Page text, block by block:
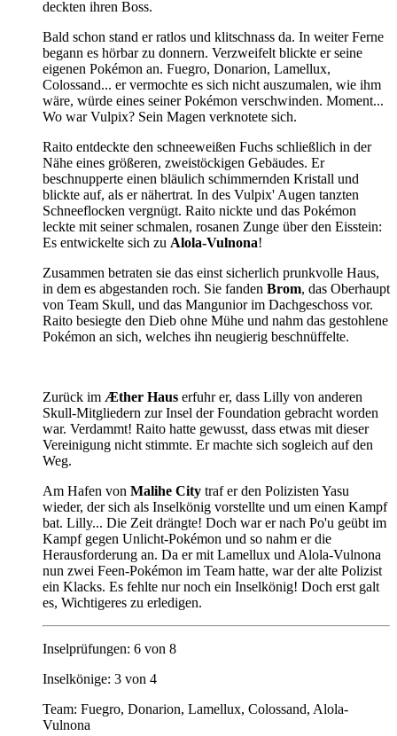
deckten ihren Boss.
Bald schon stand er ratlos und klitschnass da. In weiter Ferne
begann es hörbar zu donnern. Verzweifelt blickte er seine
eigenen Pokémon an. Fuegro, Donarion, Lamellux,
Colossand... er vermochte es sich nicht auszumalen, wie ihm
wäre, würde eines seiner Pokémon verschwinden. Moment...
Wo war Vulpix? Sein Magen verknotete sich.
Raito entdeckte den schneeweißen Fuchs schließlich in der
Nähe eines größeren, zweistöckigen Gebäudes. Er
beschnupperte einen bläulich schimmernden Kristall und
blickte auf, als er nähertrat. In des Vulpix' Augen tanzten
Schneeflocken vergnügt. Raito nickte und das Pokémon
leckte mit seiner schmalen, rosanen Zunge über den Eisstein:
Es entwickelte sich zu Alola-Vulnona!
Zusammen betraten sie das einst sicherlich prunkvolle Haus,
in dem es abgestanden roch. Sie fanden Brom, das Oberhaupt
von Team Skull, und das Mangunior im Dachgeschoss vor.
Raito besiegte den Dieb ohne Mühe und nahm das gestohlene
Pokémon an sich, welches ihn neugierig beschnüffelte.
Zurück im Æther Haus erfuhr er, dass Lilly von anderen
Skull-Mitgliedern zur Insel der Foundation gebracht worden
war. Verdammt! Raito hatte gewusst, dass etwas mit dieser
Vereinigung nicht stimmte. Er machte sich sogleich auf den
Weg.
Am Hafen von Malihe City traf er den Polizisten Yasu
wieder, der sich als Inselkönig vorstellte und um einen Kampf
bat. Lilly... Die Zeit drängte! Doch war er nach Po'u geübt im
Kampf gegen Unlicht-Pokémon und so nahm er die
Herausforderung an. Da er mit Lamellux und Alola-Vulnona
nun zwei Feen-Pokémon im Team hatte, war der alte Polizist
ein Klacks. Es fehlte nur noch ein Inselkönig! Doch erst galt
es, Wichtigeres zu erledigen.
Inselprüfungen: 6 von 8
Inselkönige: 3 von 4
Team: Fuegro, Donarion, Lamellux, Colossand, Alola-
Vulnona